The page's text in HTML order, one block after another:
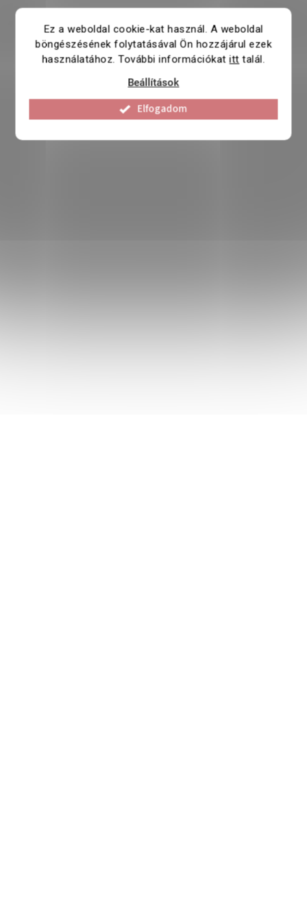
Ez a weboldal cookie-kat használ. A weboldal
böngészésének folytatásával Ön hozzájárul ezek
használatához. További információkatitt talál.
Beállítások
Elfogadom